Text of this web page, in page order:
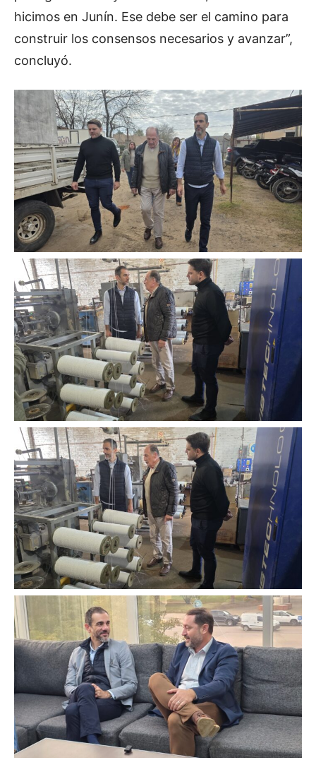
hicimos en Junín. Ese debe ser el camino para
construir los consensos necesarios y avanzar”,
concluyó.